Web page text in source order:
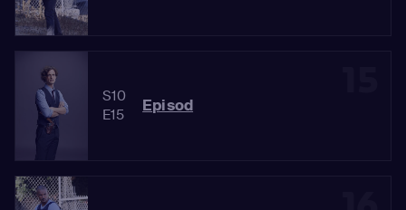
S10
E15
Episod